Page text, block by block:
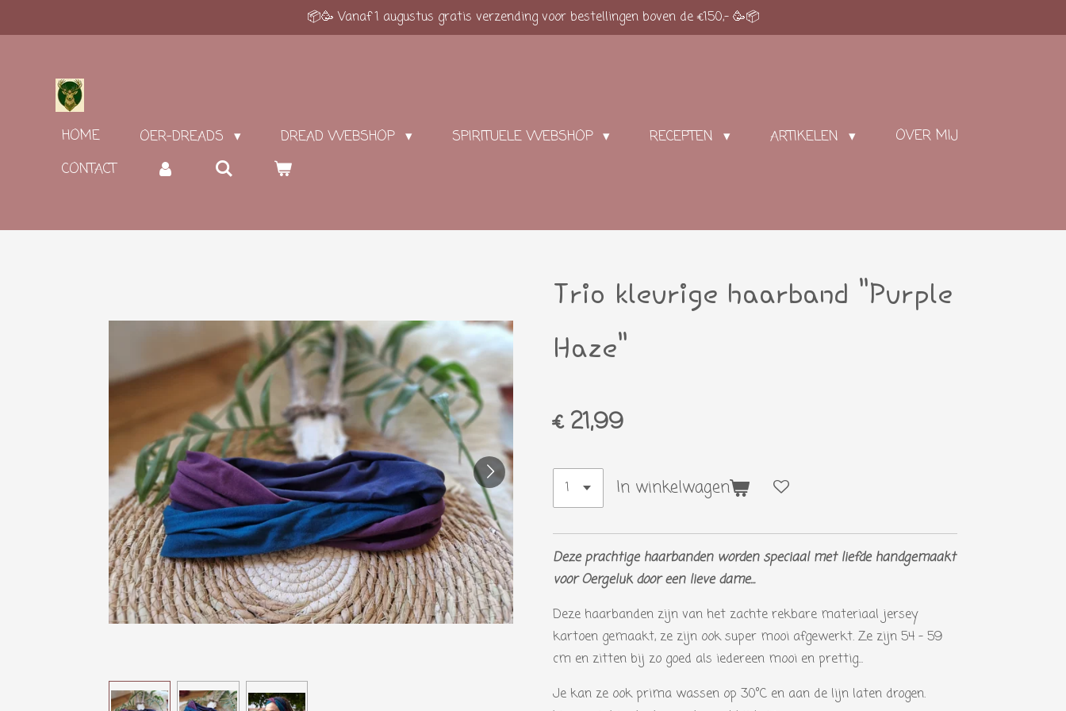
hoofdinhoud
📦🥳 Vanaf 1 augustus gratis verzending voor bestellingen boven de €150,- 🥳📦
HOME OER-DREADS DREAD WEBSHOP SPIRITUELE WEBSHOP RECEPTEN ARTIKELEN
OVER MIJ
CONTACT
Trio kleurige haarband "Purple
Haze"
€ 21,99
In winkelwagen
Deze prachtige haarbanden worden speciaal met liefde handgemaakt
voor Oergeluk door een lieve dame...
Deze haarbanden zijn van het zachte rekbare materiaal jersey
kartoen gemaakt, ze zijn ook super mooi afgewerkt. Ze zijn 54 - 59
cm en zitten bij zo goed als iedereen mooi en prettig...
Je kan ze ook prima wassen op 30°C en aan de lijn laten drogen.